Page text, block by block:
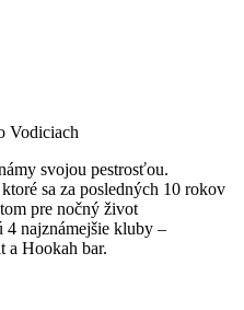
Vodiciach
svojou pestrosťou.
sa za posledných 10 rokov
pre nočný život
4 najznámejšie kluby –
a Hookah bar.